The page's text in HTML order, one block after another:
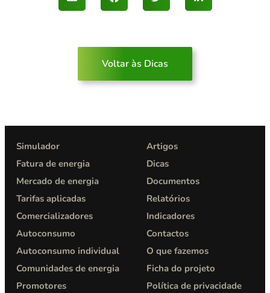
Voltar às Dicas
Simulador
Fatura de energia
Mercado de energia
Tarifas aplicadas
Comercializadores
Autoconsumo
Autoconsumo individual
Comunidades de energia
Promotores
Artigos
Dicas
Documentos
Relatórios
Indicadores
Contactos
O que fazemos
Ficha do projeto
Política de privacidade​